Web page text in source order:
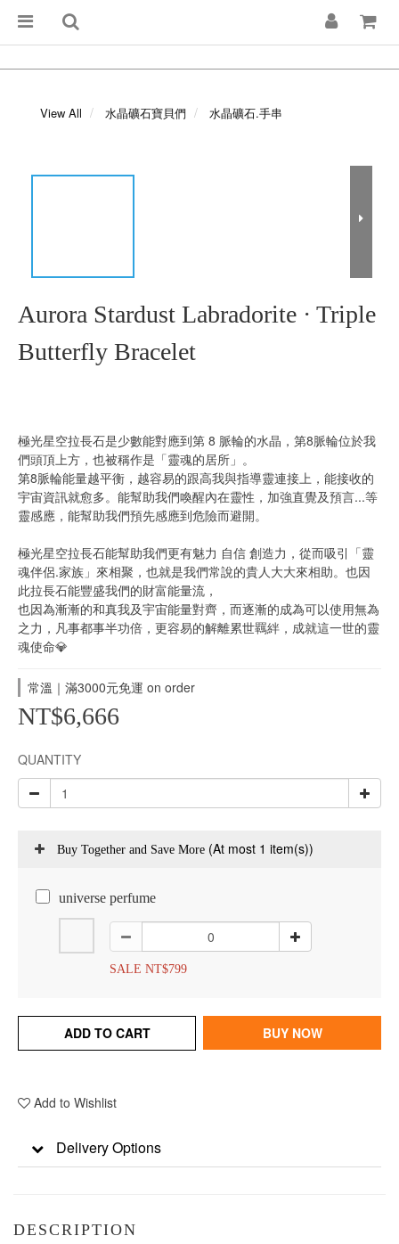
View All 水晶礦石寶貝們 水晶礦石.手串
Aurora Stardust Labradorite · Triple
Butterfly Bracelet
極光星空拉長石是少數能對應到第 8 脈輪的水晶，第8脈輪位於我
們頭頂上方，也被稱作是「靈魂的居所」。
第8脈輪能量越平衡，越容易的跟高我與指導靈連接上，能接收的
宇宙資訊就愈多。能幫助我們喚醒內在靈性，加強直覺及預言...等
靈感應，能幫助我們預先感應到危險而避開。
極光星空拉長石能幫助我們更有魅力 自信 創造力，從而吸引「靈
魂伴侶.家族」來相聚，也就是我們常說的貴人大大來相助。也因
此拉長石能豐盛我們的財富能量流，
也因為漸漸的和真我及宇宙能量對齊，而逐漸的成為可以使用無為
之力，凡事都事半功倍，更容易的解離累世羈絆，成就這一世的靈
魂使命💎
常溫｜滿3000元免運 on order
NT$6,666
QUANTITY
Buy Together and Save More (At most 1 item(s))
universe perfume
SALE NT$799
ADD TO CART BUY NOW
Add to Wishlist
Delivery Options
DESCRIPTION